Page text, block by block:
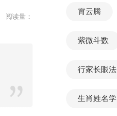
阅读量：
霄云腾
紫微斗数
行家长眼法
生肖姓名学